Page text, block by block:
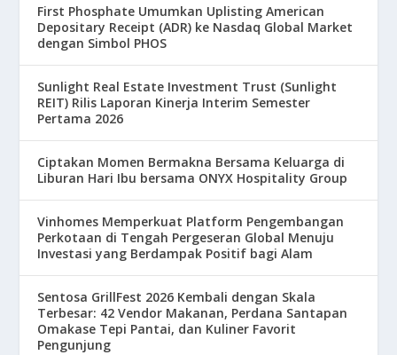
First Phosphate Umumkan Uplisting American
Depositary Receipt (ADR) ke Nasdaq Global Market
dengan Simbol PHOS
Sunlight Real Estate Investment Trust (Sunlight
REIT) Rilis Laporan Kinerja Interim Semester
Pertama 2026
Ciptakan Momen Bermakna Bersama Keluarga di
Liburan Hari Ibu bersama ONYX Hospitality Group
Vinhomes Memperkuat Platform Pengembangan
Perkotaan di Tengah Pergeseran Global Menuju
Investasi yang Berdampak Positif bagi Alam
Sentosa GrillFest 2026 Kembali dengan Skala
Terbesar: 42 Vendor Makanan, Perdana Santapan
Omakase Tepi Pantai, dan Kuliner Favorit
Pengunjung